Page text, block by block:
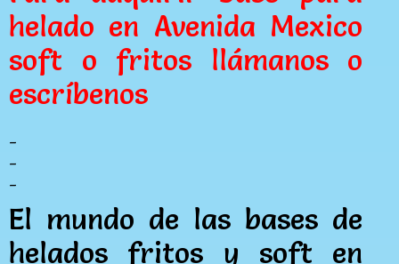
helado en Avenida Mexico
soft o fritos llámanos o
escríbenos
El mundo de las bases de
helados fritos y soft en